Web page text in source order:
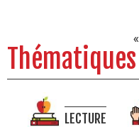
«
Thématiques
LECTURE